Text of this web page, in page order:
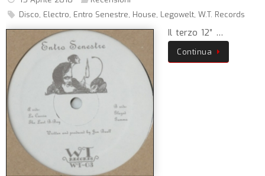
Disco, Electro, Entro Senestre, House, Legowelt, W.T. Records
Il terzo 12″ …
Continua